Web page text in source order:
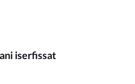
iserfissat